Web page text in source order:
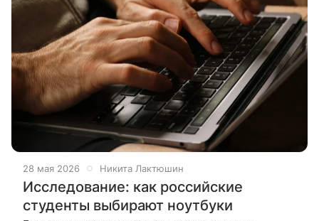
28 мая 2026 Никита Лактюшин
Исследование: как российские
студенты выбирают ноутбуки